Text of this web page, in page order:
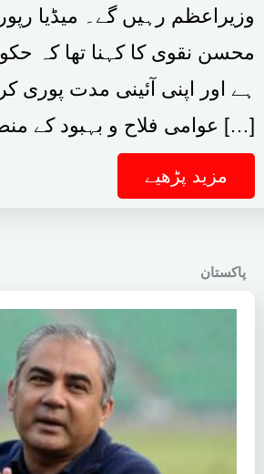
وزیراعظم رہیں گے۔ میڈیا
محسن نقوی کا کہنا تھا کہ
ہے اور اپنی آئینی مدت پوری
عوامی فلاح و بہبود کے منصوبوں […]
مزید پڑھیے
پاکستان